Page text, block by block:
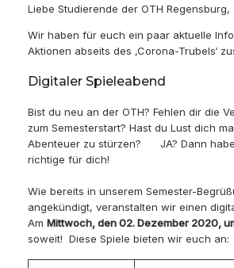
Liebe Studierende der OTH Regensburg,
Wir haben für euch ein paar aktuelle
Aktionen abseits des ‚Corona-Trubels‘
Digitaler Spieleabend
Bist du neu an der OTH? Fehlen dir die
zum Semesterstart? Hast du Lust dich
Abenteuer zu stürzen? JA? Dann
richtige für dich!
Wie bereits in unserem Semester-
angekündigt, veranstalten wir einen
Am Mittwoch, den 02. Dezember 2020,
soweit! Diese Spiele bieten wir euch an: